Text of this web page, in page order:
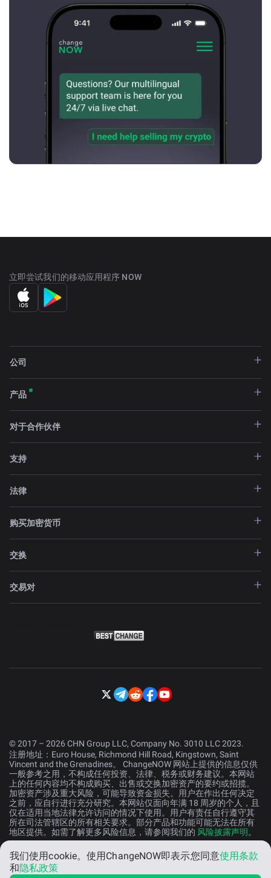
立即尝试我们的移动应用程序 NOW
公司
产品
对于合作伙伴
支持
法律
购买加密货币
交换
交易对
© 2017 – 2026 CHN Group LLC, Company No. 3010 LLC 2023.
注册地址：Euro House, Richmond Hill Road, Kingstown, Saint
Vincent and the Grenadines。 ChangeNOW 网站上提供的信息仅供
一般参考之用，不构成任何投资、法律、税务或财务建议。本网站
上的任何内容均不构成购买、出售或交换加密资产的要约或招揽。
加密资产涉及重大风险，可能导致资金损失。用户在作出任何决定
之前，应自行进行充分研究。本网站仅面向年满 18 周岁的个人，且
仅在适用当地法律允许访问的情况下使用。用户有责任自行遵守其
所在司法管辖区的所有相关要求。部分产品和功能可能无法在所有
地区提供。如需了解更多风险信息，请参阅我们的 风险披露声明。
中文 (中国）
我们使用cookie。使用ChangeNOW即表示您同意使用条款
和隐私政策